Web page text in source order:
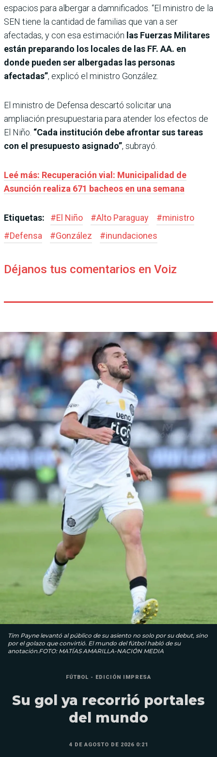
espacios para albergar a damnificados. “El ministro de la
SEN tiene la cantidad de familias que van a ser
afectadas, y con esa estimación las Fuerzas Militares
están preparando los locales de las FF. AA. en
donde pueden ser albergadas las personas
afectadas”, explicó el ministro González.
El ministro de Defensa descartó solicitar una
ampliación presupuestaria para atender los efectos de
El Niño. “Cada institución debe afrontar sus tareas
con el presupuesto asignado”, subrayó.
Leé más: Recuperación vial: Municipalidad de
Asunción realiza 671 bacheos en una semana
Etiquetas: #El Niño #Alto Paraguay #ministro
#Defensa #González #inundaciones
Déjanos tus comentarios en Voiz
Tim Payne levantó al público de su asiento no solo por su debut, sino
por el golazo que convirtió. El mundo del fútbol habló de su
anotación.FOTO: MATÍAS AMARILLA-NACIÓN MEDIA
FÚTBOL - EDICIÓN IMPRESA
Su gol ya recorrió portales
del mundo
4 DE AGOSTO DE 2026 0:21